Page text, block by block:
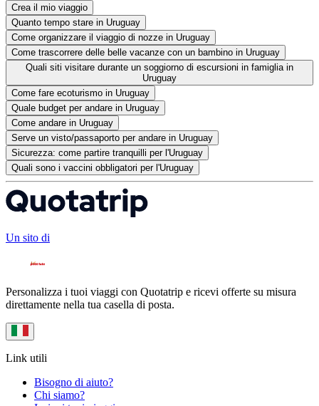
Crea il mio viaggio
Quanto tempo stare in Uruguay
Come organizzare il viaggio di nozze in Uruguay
Come trascorrere delle belle vacanze con un bambino in Uruguay
Quali siti visitare durante un soggiorno di escursioni in famiglia in
Uruguay
Come fare ecoturismo in Uruguay
Quale budget per andare in Uruguay
Come andare in Uruguay
Serve un visto/passaporto per andare in Uruguay
Sicurezza: come partire tranquilli per l'Uruguay
Quali sono i vaccini obbligatori per l'Uruguay
Un sito di
Personalizza i tuoi viaggi con Quotatrip e ricevi offerte su misura
direttamente nella tua casella di posta.
Link utili
Bisogno di aiuto?
Chi siamo?